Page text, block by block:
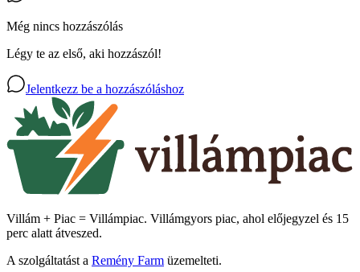
Még nincs hozzászólás
Légy te az első, aki hozzászól!
Jelentkezz be a hozzászóláshoz
Villám + Piac = Villámpiac. Villámgyors piac, ahol előjegyzel és 15
perc alatt átveszed.
A szolgáltatást a Remény Farm üzemelteti.